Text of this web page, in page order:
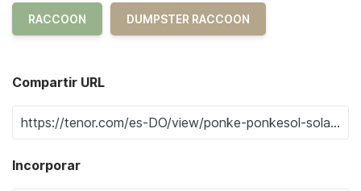
RACCOON DUMPSTER RACCOON
Compartir URL
Incorporar